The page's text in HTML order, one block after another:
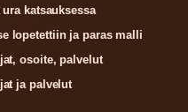
katsauksessa
lopetettiin ja paras malli
osoite, palvelut
ja palvelut